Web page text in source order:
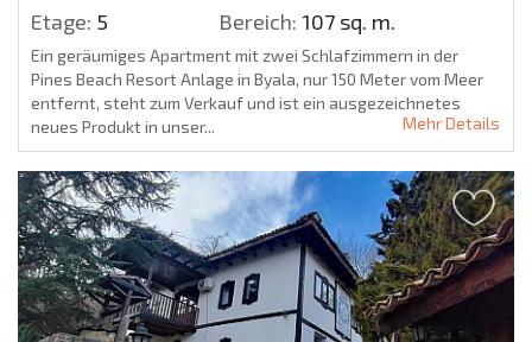
Etage: 5 Bereich: 107 sq. m.
Ein geräumiges Apartment mit zwei Schlafzimmern in der
Pines Beach Resort Anlage in Byala, nur 150 Meter vom Meer
entfernt, steht zum Verkauf und ist ein ausgezeichnetes
neues Produkt in unser...
Mehr Details